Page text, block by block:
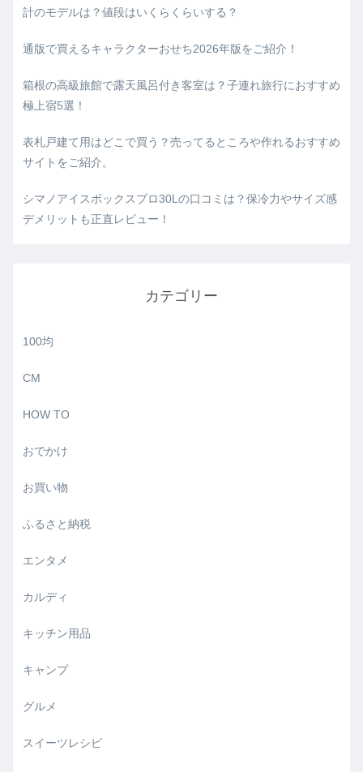
計のモデルは？値段はいくらくらいする？
通版で買えるキャラクターおせち2026年版をご紹介！
箱根の高級旅館で露天風呂付き客室は？子連れ旅行におすすめ
極上宿5選！
表札戸建て用はどこで買う？売ってるところや作れるおすすめ
サイトをご紹介。
シマノアイスボックスプロ30Lの口コミは？保冷力やサイズ感
デメリットも正直レビュー！
カテゴリー
100均
CM
HOW TO
おでかけ
お買い物
ふるさと納税
エンタメ
カルディ
キッチン用品
キャンプ
グルメ
スイーツレシピ